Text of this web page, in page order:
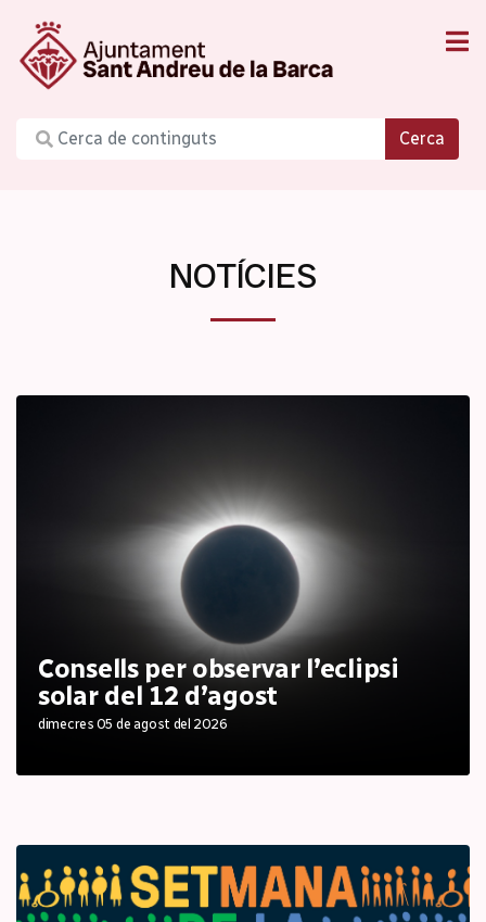
Cerca
NOTÍCIES
Consells per observar l’eclipsi
solar del 12 d’agost
dimecres 05 de agost del 2026